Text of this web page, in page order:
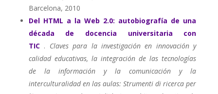
Barcelona, 2010
Del HTML a la Web 2.0: autobiografía de una
década de docencia universitaria con
TIC . Claves para la investigación en innovación y
calidad educativas, la integración de las tecnologías
de la información y la comunicación y la
interculturalidad en las aulas: Strumenti di ricerca per